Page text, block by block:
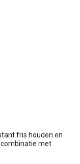
fris houden en
combinatie met